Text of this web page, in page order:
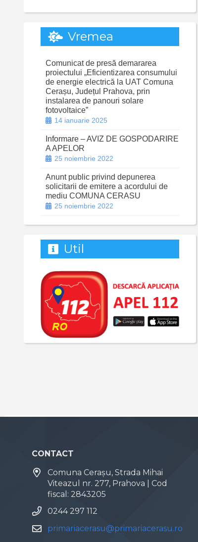
Vremea
Comunicat de presă demararea
proiectului „Eficientizarea consumului
de energie electrică la UAT Comuna
Cerașu, Județul Prahova, prin
instalarea de panouri solare
fotovoltaice”
14 ianuarie 2025
Informare – AVIZ DE GOSPODARIRE
A APELOR
25 noiembrie 2022
Anunt public privind depunerea
solicitarii de emitere a acordului de
mediu COMUNA CERASU
25 noiembrie 2022
Util
CONTACT
Comuna Cerașu, Strada Mihai
Viteazul nr. 277, Prahova | Cod
fiscal: 2843205
0244 297 112
primariacerasu@primariacerasu.ro